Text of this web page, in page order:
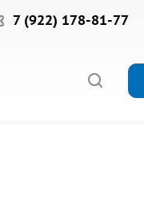
7 (922) 178-81-77